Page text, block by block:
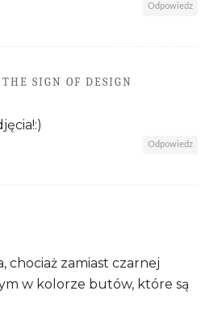
Odpowiedz
SIGN OF DESIGN
Odpowiedz
chociaż zamiast czarnej
w kolorze butów, które są